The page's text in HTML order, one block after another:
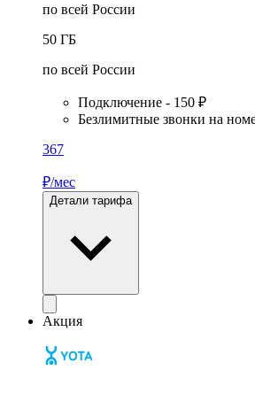
по всей России
50 ГБ
по всей России
Подключение - 150 ₽
Безлимитные звонки на
367
₽/мес
Детали тарифа
Акция